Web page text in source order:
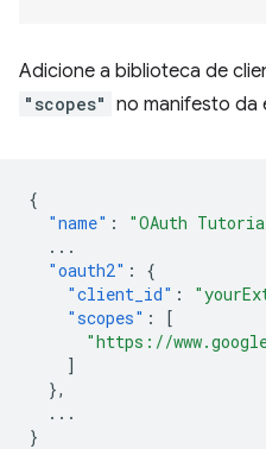
Adicione a biblioteca de
"scopes" no manifesto da
{
"name" : "OAuth
...
"oauth2" :
{
"client_id" :
"scopes" :
[
"https://
]
},
...
}